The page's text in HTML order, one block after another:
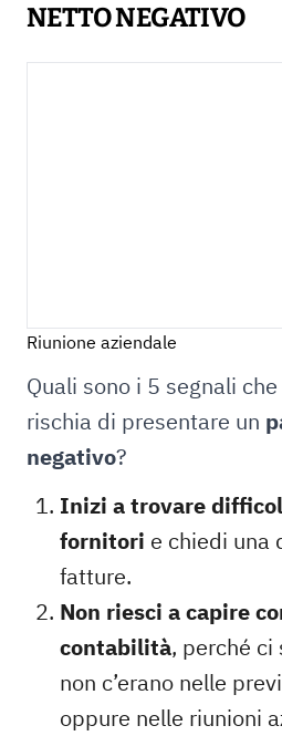
NETTO NEGATIVO
Riunione aziendale
Quali sono i 5 segnali
rischia di presentare un
negativo?
Inizi a trovare
fornitori e chiedi una
fatture.
Non riesci a capire
contabilità, perché ci
non c’erano nelle
oppure nelle riunioni